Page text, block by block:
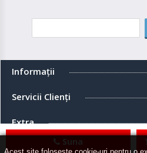
Suna
Informaţii
Servicii Clienţi
Extra
Contul meu